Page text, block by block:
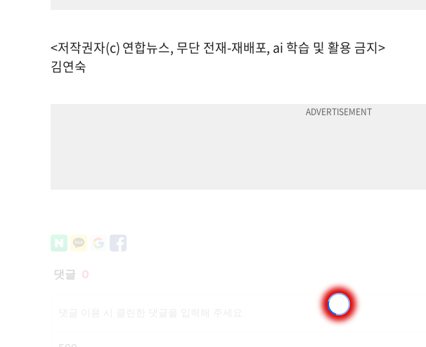
<저작권자(c) 연합뉴스, 무단 전재-재배포, ai 학습 및 활용 금지>
김연숙